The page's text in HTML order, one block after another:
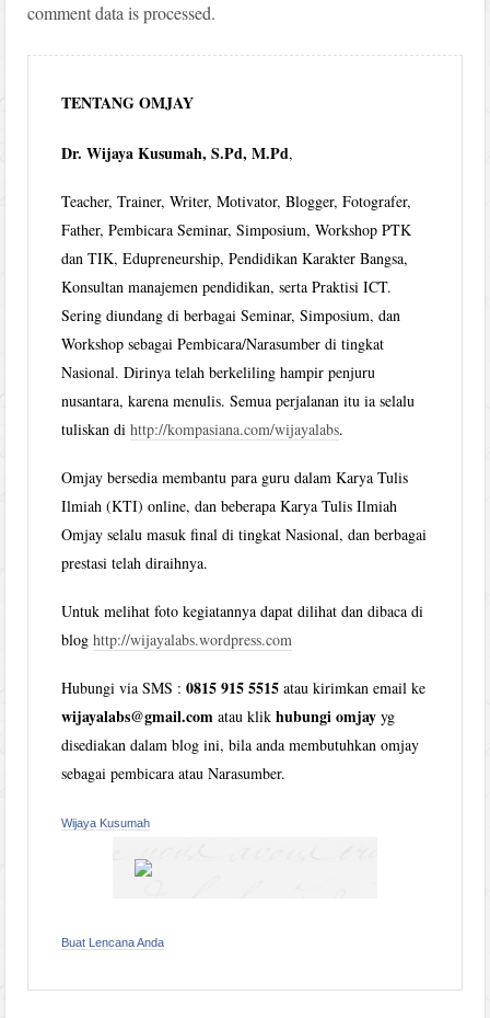
comment data is processed.
TENTANG OMJAY
Dr. Wijaya Kusumah, S.Pd, M.Pd,
Teacher, Trainer, Writer, Motivator, Blogger, Fotografer,
Father, Pembicara Seminar, Simposium, Workshop PTK
dan TIK, Edupreneurship, Pendidikan Karakter Bangsa,
Konsultan manajemen pendidikan, serta Praktisi ICT.
Sering diundang di berbagai Seminar, Simposium, dan
Workshop sebagai Pembicara/Narasumber di tingkat
Nasional. Dirinya telah berkeliling hampir penjuru
nusantara, karena menulis. Semua perjalanan itu ia selalu
tuliskan dihttp://kompasiana.com/wijayalabs.
Omjay bersedia membantu para guru dalam Karya Tulis
Ilmiah (KTI) online, dan beberapa Karya Tulis Ilmiah
Omjay selalu masuk final di tingkat Nasional, dan berbagai
prestasi telah diraihnya.
Untuk melihat foto kegiatannya dapat dilihat dan dibaca di
bloghttp://wijayalabs.wordpress.com
Hubungi via SMS :0815 915 5515 atau kirimkan email ke
wijayalabs@gmail.com atau klikhubungi omjay yg
disediakan dalam blog ini, bila anda membutuhkan omjay
sebagai pembicara atau Narasumber.
Wijaya Kusumah
Buat Lencana Anda